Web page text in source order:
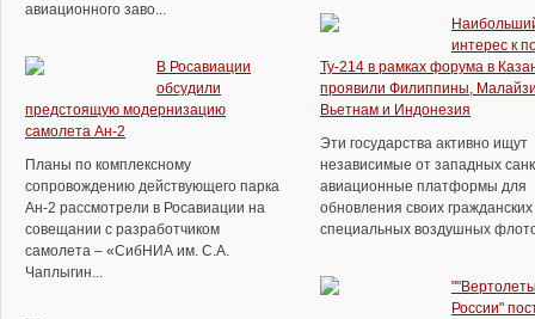
авиационного заво...
В Росавиации
обсудили
предстоящую модернизацию
самолета Ан-2
Планы по комплексному
сопровождению действующего парка
Ан-2 рассмотрели в Росавиации на
совещании с разработчиком
самолета – «СибНИА им. С.А.
Чаплыгин...
интерес к
Ту-214 в рамках форума в
проявили Филиппины,
Вьетнам и Индонезия
Эти государства активно ищут
независимые от западных
авиационные платформы для
обновления своих
специальных воздушных
России"